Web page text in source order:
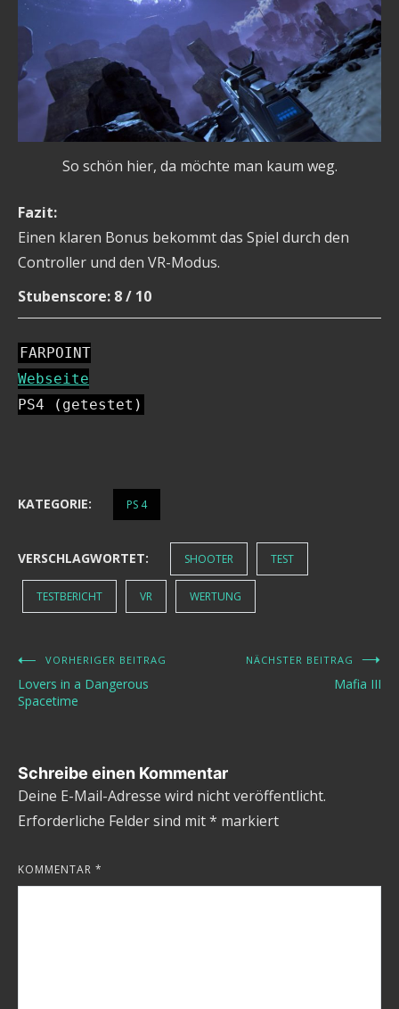
So schön hier, da möchte man kaum weg.
Fazit:
Einen klaren Bonus bekommt das Spiel durch den
Controller und den VR-Modus.
Stubenscore: 8 / 10
FARPOINT
Webseite
PS4 (getestet)
KATEGORIE: PS 4
VERSCHLAGWORTET: SHOOTER TEST
TESTBERICHT VR WERTUNG
Beitragsnavigation
VORHERIGER BEITRAG
Lovers in a Dangerous
Spacetime
NÄCHSTER BEITRAG
Mafia III
Schreibe einen Kommentar
Deine E-Mail-Adresse wird nicht veröffentlicht.
Erforderliche Felder sind mit* markiert
KOMMENTAR *